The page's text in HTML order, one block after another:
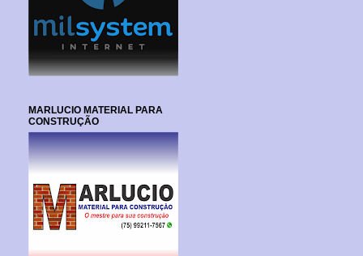
MARLUCIO MATERIAL PARA
CONSTRUÇÃO